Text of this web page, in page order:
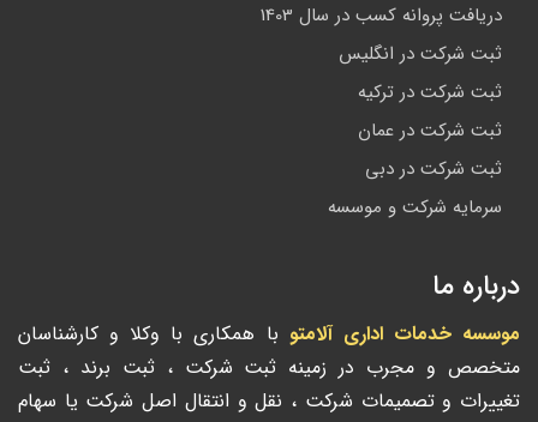
دریافت پروانه کسب در سال 1403
ثبت شرکت در انگلیس
ثبت شرکت در ترکیه
ثبت شرکت در عمان
ثبت شرکت در دبی
سرمایه شرکت و موسسه
درباره ما
موسسه خدمات اداری آلامتو با همکاری با وکلا و کارشناسان
متخصص و مجرب در زمینه ثبت شرکت ، ثبت برند ، ثبت
تغییرات و تصمیمات شرکت ، نقل و انتقال اصل شرکت یا سهام